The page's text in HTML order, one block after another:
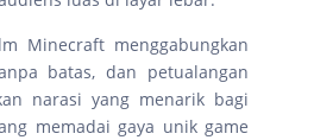
Minecraft menggabungkan
batas, dan petualangan
narasi yang menarik bagi
memadai gaya unik game